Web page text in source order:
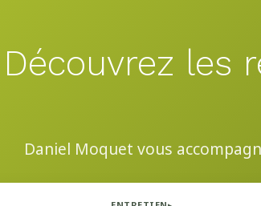
Découvrez les
Daniel Moquet vous